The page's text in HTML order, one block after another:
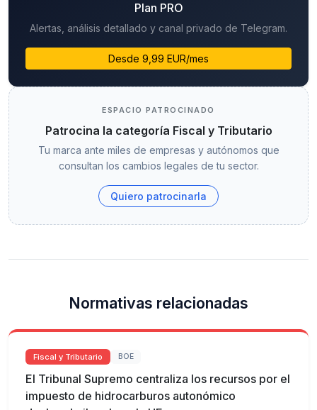
Plan PRO
Alertas, análisis detallado y canal privado de Telegram.
Desde 9,99 EUR/mes
ESPACIO PATROCINADO
Patrocina la categoría Fiscal y Tributario
Tu marca ante miles de empresas y autónomos que
consultan los cambios legales de tu sector.
Quiero patrocinarla
Normativas relacionadas
Fiscal y Tributario BOE
El Tribunal Supremo centraliza los recursos por el
impuesto de hidrocarburos autonómico